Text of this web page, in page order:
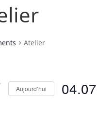
Atelier
Aujourd’hui